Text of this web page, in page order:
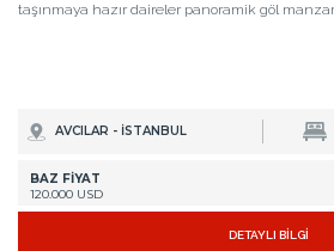
taşınmaya hazır daireler panoramik göl
AVCILAR - İSTANBUL
BAZ FİYAT
120.000 USD
DETAYLI BİLGİ